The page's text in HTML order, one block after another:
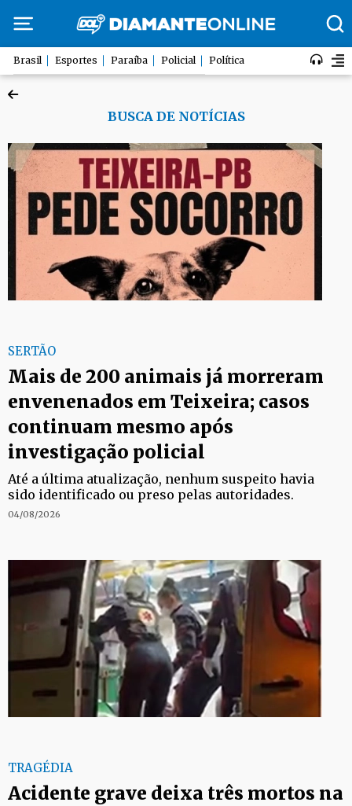
Brasil Esportes Paraíba Policial Política
BUSCA DE NOTÍCIAS
SERTÃO
Mais de 200 animais já morreram
envenenados em Teixeira; casos
continuam mesmo após
investigação policial
Até a última atualização, nenhum suspeito havia
sido identificado ou preso pelas autoridades.
04/08/2026
TRAGÉDIA
Acidente grave deixa três mortos na